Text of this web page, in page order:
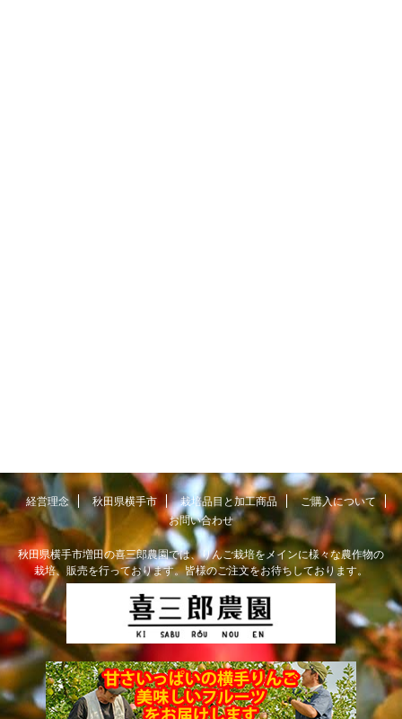
経営理念 秋田県横手市 栽培品目と加工商品
ご購入について
お問い合わせ
秋田県横手市増田の喜三郎農園では、りんご栽培をメインに様々な農作物の
栽培、販売を行っております。皆様のご注文をお待ちしております。